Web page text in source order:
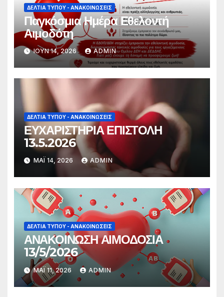
ΔΕΛΤΊΑ ΤΎΠΟΥ - ΑΝΑΚΟΙΝΏΣΕΙΣ
Παγκόσμια Ημέρα Εθελοντή
Αιμοδότη
ΙΟΎΝ 14, 2026 ADMIN
ΔΕΛΤΊΑ ΤΎΠΟΥ - ΑΝΑΚΟΙΝΏΣΕΙΣ
ΕΥΧΑΡΙΣΤΗΡΙΑ ΕΠΙΣΤΟΛΗ
13.5.2026
ΜΆΙ 14, 2026 ADMIN
ΔΕΛΤΊΑ ΤΎΠΟΥ - ΑΝΑΚΟΙΝΏΣΕΙΣ
ΑΝΑΚΟΙΝΩΣΗ ΑΙΜΟΔΟΣΙΑ
13/5/2026
ΜΆΙ 11, 2026 ADMIN